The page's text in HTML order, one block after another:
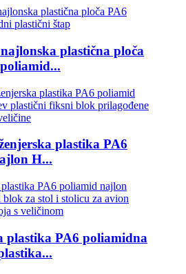
plastična ploča
plastika PA6
H...
plastika PA6 poliamidna